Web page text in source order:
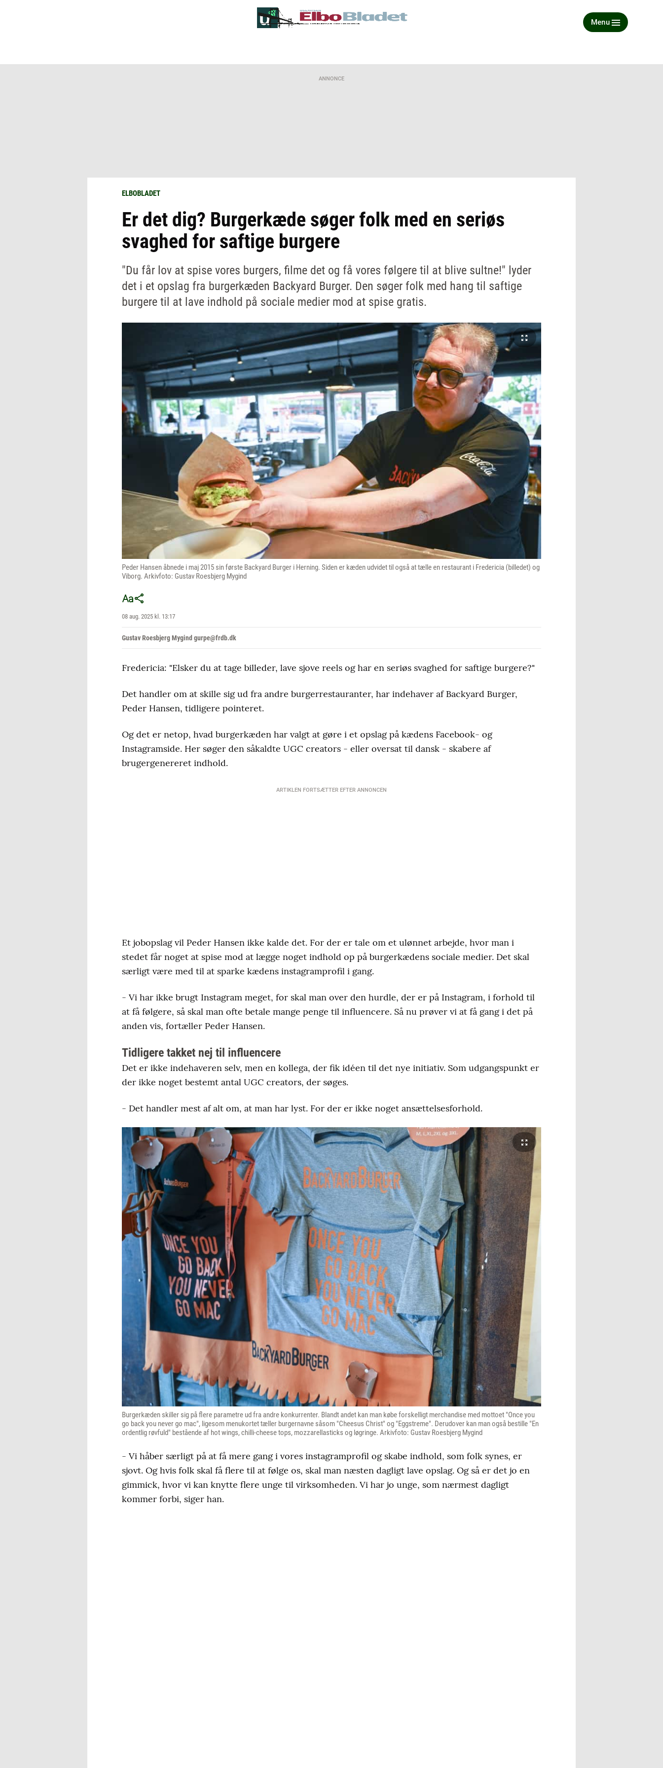
Menu
ANNONCE
ELBOBLADET
Er det dig? Burgerkæde søger folk med en seriøs
svaghed for saftige burgere
"Du får lov at spise vores burgers, filme det og få vores følgere til at blive sultne!" lyder
det i et opslag fra burgerkæden Backyard Burger. Den søger folk med hang til saftige
burgere til at lave indhold på sociale medier mod at spise gratis.
Peder Hansen åbnede i maj 2015 sin første Backyard Burger i Herning. Siden er kæden udvidet til også at tælle en restaurant i Fredericia (billedet) og
Viborg. Arkivfoto: Gustav Roesbjerg Mygind
08 aug. 2025 kl. 13:17
Gustav Roesbjerg Mygind gurpe@frdb.dk
Fredericia: "Elsker du at tage billeder, lave sjove reels og har en seriøs svaghed for saftige burgere?"
Det handler om at skille sig ud fra andre burgerrestauranter, har indehaver af Backyard Burger,
Peder Hansen, tidligere pointeret.
Og det er netop, hvad burgerkæden har valgt at gøre i et opslag på kædens Facebook- og
Instagramside. Her søger den såkaldte UGC creators - eller oversat til dansk - skabere af
brugergenereret indhold.
ARTIKLEN FORTSÆTTER EFTER ANNONCEN
Et jobopslag vil Peder Hansen ikke kalde det. For der er tale om et ulønnet arbejde, hvor man i
stedet får noget at spise mod at lægge noget indhold op på burgerkædens sociale medier. Det skal
særligt være med til at sparke kædens instagramprofil i gang.
- Vi har ikke brugt Instagram meget, for skal man over den hurdle, der er på Instagram, i forhold til
at få følgere, så skal man ofte betale mange penge til influencere. Så nu prøver vi at få gang i det på
anden vis, fortæller Peder Hansen.
Tidligere takket nej til influencere
Det er ikke indehaveren selv, men en kollega, der fik idéen til det nye initiativ. Som udgangspunkt er
der ikke noget bestemt antal UGC creators, der søges.
- Det handler mest af alt om, at man har lyst. For der er ikke noget ansættelsesforhold.
Burgerkæden skiller sig på flere parametre ud fra andre konkurrenter. Blandt andet kan man købe forskelligt merchandise med mottoet "Once you
go back you never go mac", ligesom menukortet tæller burgernavne såsom "Cheesus Christ" og "Eggstreme". Derudover kan man også bestille "En
ordentlig røvfuld" bestående af hot wings, chilli-cheese tops, mozzarellasticks og løgringe. Arkivfoto: Gustav Roesbjerg Mygind
- Vi håber særligt på at få mere gang i vores instagramprofil og skabe indhold, som folk synes, er
sjovt. Og hvis folk skal få flere til at følge os, skal man næsten dagligt lave opslag. Og så er det jo en
gimmick, hvor vi kan knytte flere unge til virksomheden. Vi har jo unge, som nærmest dagligt
kommer forbi, siger han.